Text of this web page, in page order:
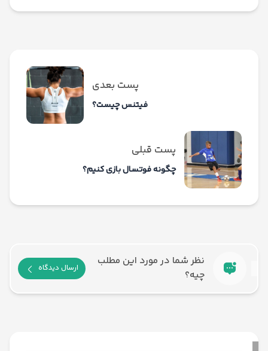
پست قبلی
چگونه فوتسال بازی کنیم؟
پست بعدی
فیتنس چیست؟
نظر شما در مورد این مطلب
چیه؟
ارسال دیدگاه